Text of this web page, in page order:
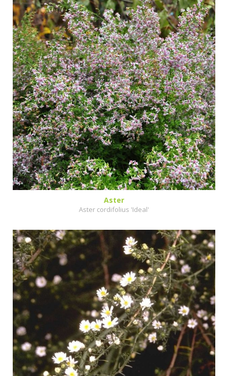
Aster
Aster cordifolius 'Ideal'